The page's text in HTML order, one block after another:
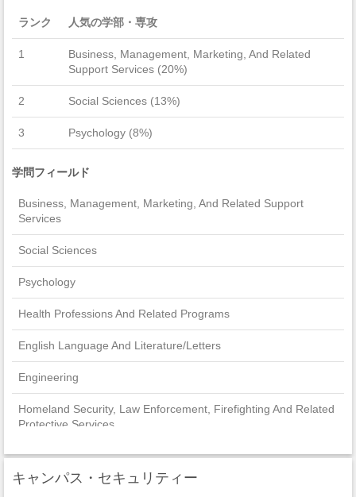
ランク 人気の学部・専攻
1
Business, Management, Marketing, And Related
Support Services (20%)
2 Social Sciences (13%)
3 Psychology (8%)
学問フィールド
Business, Management, Marketing, And Related Support
Services
Social Sciences
Psychology
Health Professions And Related Programs
English Language And Literature/Letters
Engineering
Homeland Security, Law Enforcement, Firefighting And Related
Protective Services
Parks, Recreation, Leisure, And Fitness Studies
Visual And Performing Arts
キャンパス・セキュリティー